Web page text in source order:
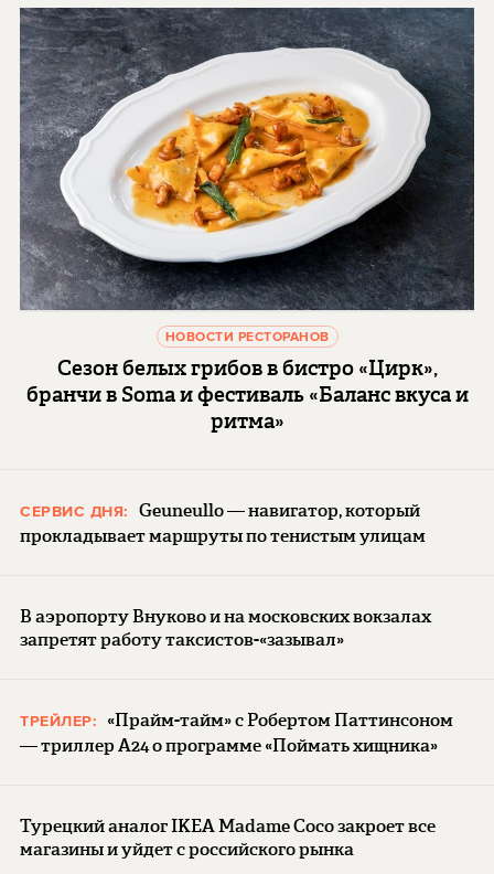
НОВОСТИ РЕСТОРАНОВ
Сезон белых грибов в бистро «Цирк»,
бранчи в Soma и фестиваль «Баланс вкуса и
ритма»
СЕРВИС ДНЯ:
Geuneullo — навигатор, который
прокладывает маршруты по тенистым улицам
В аэропорту Внуково и на московских вокзалах
запретят работу таксистов-«зазывал»
ТРЕЙЛЕР:
«Прайм-тайм» с Робертом Паттинсоном
— триллер A24 о программе «Поймать хищника»
Турецкий аналог IKEA Madame Coco закроет все
магазины и уйдет с российского рынка